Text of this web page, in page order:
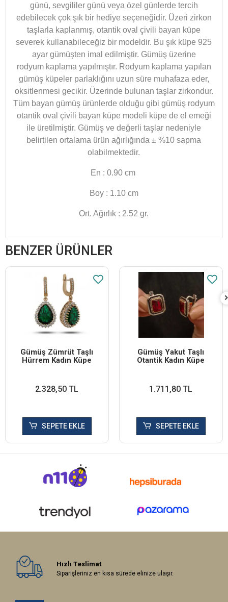
günü, sevgililer günü veya özel günlerde tercih
edebilecek çok şık bir hediye seçeneğidir. Üzeri zirkon
taşlarla kaplanmış, otantik oval çivili bayan küpe
severek kullanabileceğiz bir modeldir. Bu şık küpe 925
ayar gümüşten imal edilmiştir. Gümüş üzerine
rodyum kaplama yapılmıştır. Rodyum kaplama yapılan
gümüş küpeler parlaklığını uzun süre muhafaza eder,
oksitlenmesi gecikir. Üzerinde bulunan taşlar zirkondur.
Tüm bayan gümüş ürünlerde olduğu gibi gümüş rodyum
otantik oval çivili bayan küpe modeli küpe de el emeği
ile üretilmiştir. Gümüş ve değerli taşlar nedeniyle
belirtilen ortalama ürün ağırlığında ± %10 sapma
olabilmektedir.
En : 0.90 cm
Boy : 1.10 cm
Ort. Ağırlık : 2.52 gr.
BENZER ÜRÜNLER
Gümüş Zümrüt Taşlı
Hürrem Kadın Küpe
2.328,50 TL
SEPETE EKLE
Gümüş Yakut Taşlı
Otantik Kadın Küpe
1.711,80 TL
SEPETE EKLE
Hızlı Teslimat
Siparişleriniz en kısa sürede elinize ulaşır.